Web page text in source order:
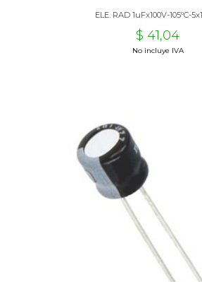
ELE. RAD 1uFx100V-105ºC-
$ 41,04
No incluye IVA